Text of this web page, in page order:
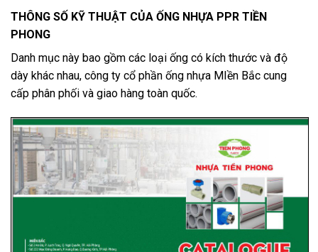
THÔNG SỐ KỸ THUẬT CỦA ỐNG NHỰA PPR TIỀN
PHONG
Danh mục này bao gồm các loại ống có kích thước và độ
dày khác nhau, công ty cổ phần ống nhựa MIền Bắc cung
cấp phân phối và giao hàng toàn quốc.